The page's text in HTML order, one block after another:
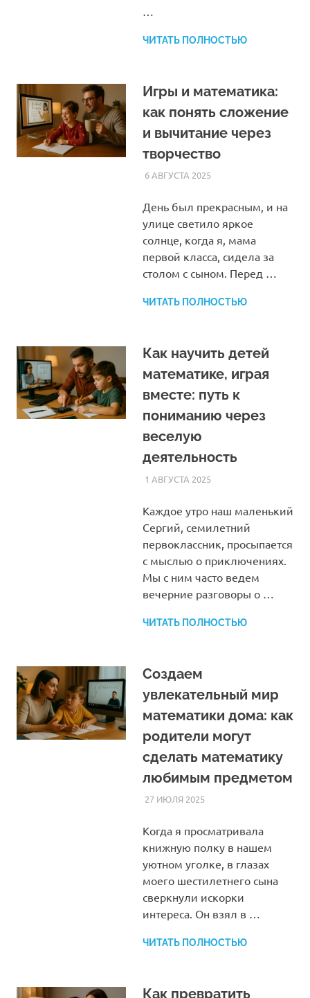
ЧИТАТЬ ПОЛНОСТЬЮ
Игры и математика:
как понять сложение
и вычитание через
творчество
6 АВГУСТА 2025HOMELESSONS
СТАТЬИ
День был прекрасным, и на
улице светило яркое
солнце, когда я, мама
первой класса, сидела за
столом с сыном. Перед …
ЧИТАТЬ ПОЛНОСТЬЮ
Как научить детей
математике, играя
вместе: путь к
пониманию через
веселую
деятельность
1 АВГУСТА 2025HOMELESSONS
СТАТЬИ
Каждое утро наш маленький
Сергий, семилетний
первоклассник, просыпается
с мыслью о приключениях.
Мы с ним часто ведем
вечерние разговоры о …
ЧИТАТЬ ПОЛНОСТЬЮ
Создаем
увлекательный мир
математики дома: как
родители могут
сделать математику
любимым предметом
27 ИЮЛЯ 2025HOMELESSONS
СТАТЬИ
Когда я просматривала
книжную полку в нашем
уютном уголке, в глазах
моего шестилетнего сына
сверкнули искорки
интереса. Он взял в …
ЧИТАТЬ ПОЛНОСТЬЮ
Как превратить